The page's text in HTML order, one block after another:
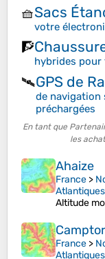
🧺Sacs
votre
🧗
hybrides
🛰️GPS de
de navigation
préchargées
En tant que
les
Ahaize
France >
Atlantiques
Altitude
France >
Atlantiques